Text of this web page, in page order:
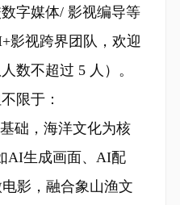
字媒体/ 影视编导等
影视跨界团队，欢迎
数不超过 5 人）。
限于：
础，海洋文化为核
AI生成画面、AI配
影，融合象山渔文